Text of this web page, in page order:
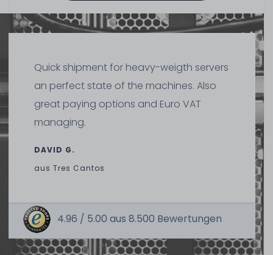
1Stück sofort lieferbar
HPE 96W Smart Storage Battery Unit / Pack mit 260mm
Kabel - 878644-001 / P01367-B21
29,99 € *
Quick shipment for heavy-weigth servers
an perfect state of the machines. Also
great paying options and Euro VAT
managing.
DAVID G.
aus Tres Cantos
4.96 / 5.00 aus 8.500 Bewertungen